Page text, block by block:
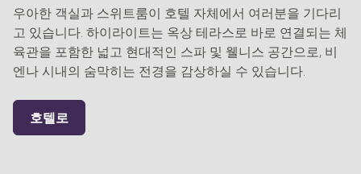
우아한 객실과 스위트룸이 호텔 자체에서 여러분을 기다리
고 있습니다. 하이라이트는 옥상 테라스로 바로 연결되는 체
육관을 포함한 넓고 현대적인 스파 및 웰니스 공간으로, 비
엔나 시내의 숨막히는 전경을 감상하실 수 있습니다.
호텔로